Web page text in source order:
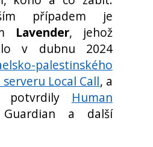
případem je
Lavender, jehož
v dubnu 2024
palestinského
Local Call, a
potvrdily Human
a další